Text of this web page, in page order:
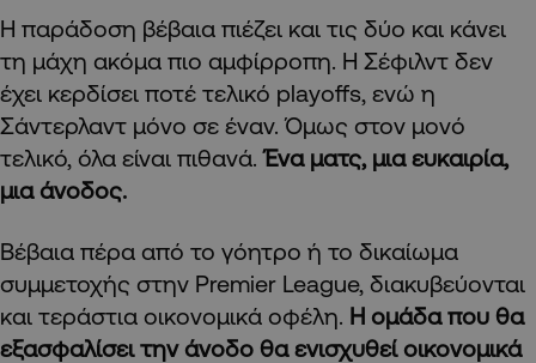
Η παράδοση βέβαια πιέζει και τις δύο και κάνει
τη μάχη ακόμα πιο αμφίρροπη. Η Σέφιλντ δεν
έχει κερδίσει ποτέ τελικό playoffs, ενώ η
Σάντερλαντ μόνο σε έναν. Όμως στον μονό
τελικό, όλα είναι πιθανά.Ένα ματς, μια ευκαιρία,
μια άνοδος.
Βέβαια πέρα από το γόητρο ή το δικαίωμα
συμμετοχής στην Premier League, διακυβεύονται
και τεράστια οικονομικά οφέλη. Η ομάδα που θα
εξασφαλίσει την άνοδο θα ενισχυθεί οικονομικά